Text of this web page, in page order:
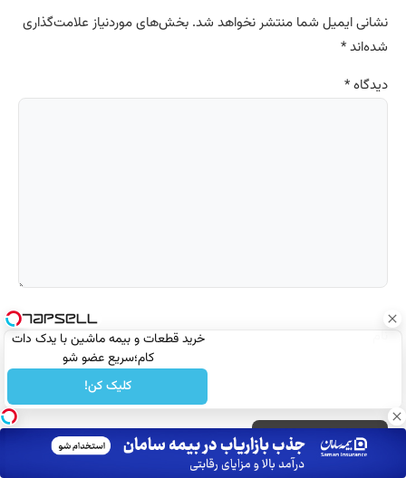
خرید قطعات و بیمه ماشین با یدک دات
کام؛سریع عضو شو
کلیک کن!
نشانی ایمیل شما منتشر نخواهد شد. بخش‌های موردنیاز علامت‌گذاری
شده‌اند*
دیدگاه*
نام